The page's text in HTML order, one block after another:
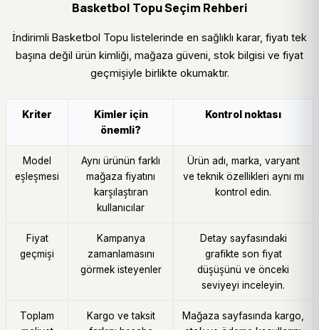
Basketbol Topu Seçim Rehberi
İndirimli Basketbol Topu listelerinde en sağlıklı karar, fiyatı tek
başına değil ürün kimliği, mağaza güveni, stok bilgisi ve fiyat
geçmişiyle birlikte okumaktır.
Kriter
Kimler için
önemli?
Kontrol noktası
Model
eşleşmesi
Aynı ürünün farklı
mağaza fiyatını
karşılaştıran
kullanıcılar
Ürün adı, marka, varyant
ve teknik özellikleri aynı mı
kontrol edin.
Fiyat
geçmişi
Kampanya
zamanlamasını
görmek isteyenler
Detay sayfasındaki
grafikte son fiyat
düşüşünü ve önceki
seviyeyi inceleyin.
Toplam
Kargo ve taksit
Mağaza sayfasında kargo,